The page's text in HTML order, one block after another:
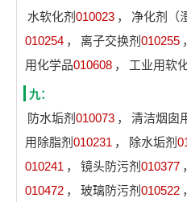
水软化剂 010023 ， 净化剂（
010254 ， 离子交换剂 010255 ，
用化学品010608 ， 工业用软
九：
防水垢剂 010073 ， 清洁烟囱
用除脂剂 010231 ， 除水垢剂
010241 ， 镜头防污剂 010377 ，
010472 ， 玻璃防污剂 010522 ，